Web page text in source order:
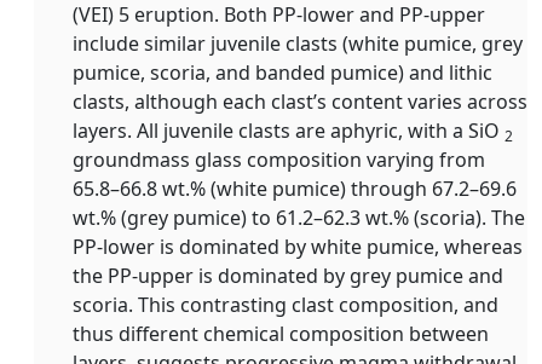
(VEI) 5 eruption. Both PP-lower and PP-upper
include similar juvenile clasts (white pumice, grey
pumice, scoria, and banded pumice) and lithic
clasts, although each clast’s content varies across
layers. All juvenile clasts are aphyric, with a SiO 2
groundmass glass composition varying from
65.8–66.8 wt.% (white pumice) through 67.2–69.6
wt.% (grey pumice) to 61.2–62.3 wt.% (scoria). The
PP-lower is dominated by white pumice, whereas
the PP-upper is dominated by grey pumice and
scoria. This contrasting clast composition, and
thus different chemical composition between